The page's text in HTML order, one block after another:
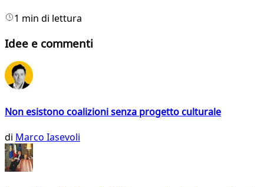
1 min di lettura
Idee e commenti
Non esistono coalizioni senza progetto culturale
di Marco Iasevoli